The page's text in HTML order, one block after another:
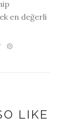
en değerli
LIKE